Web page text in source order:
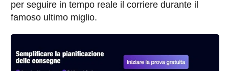
per seguire in tempo reale il corriere durante il
famoso ultimo miglio.